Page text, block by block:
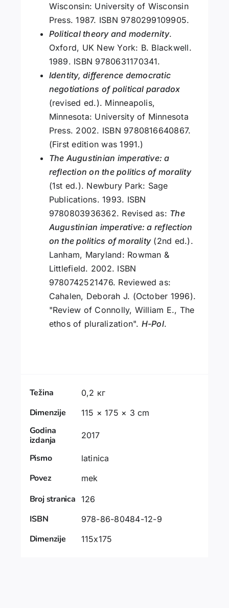
Wisconsin: University of Wisconsin
Press. 1987. ISBN 9780299109905.
Political theory and modernity.
Oxford, UK New York: B. Blackwell.
1989. ISBN 9780631170341.
Identity, difference democratic
negotiations of political paradox
(revised ed.). Minneapolis,
Minnesota: University of Minnesota
Press. 2002. ISBN 9780816640867.
(First edition was 1991.)
The Augustinian imperative: a
reflection on the politics of morality
(1st ed.). Newbury Park: Sage
Publications. 1993. ISBN
9780803936362. Revised as: The
Augustinian imperative: a reflection
on the politics of morality(2nd ed.).
Lanham, Maryland: Rowman &
Littlefield. 2002. ISBN
9780742521476. Reviewed as:
Cahalen, Deborah J. (October 1996).
"Review of Connolly, William E., The
ethos of pluralization". H-Pol.
Težina 0,2 кг
Dimenzije 115 × 175 × 3 cm
Godina
izdanja
2017
Pismo latinica
Povez mek
Broj stranica 126
ISBN 978-86-80484-12-9
Dimenzije 115x175